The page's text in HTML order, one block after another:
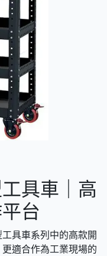
具車｜高
台
具車系列中的高款開
適合作為工業現場的